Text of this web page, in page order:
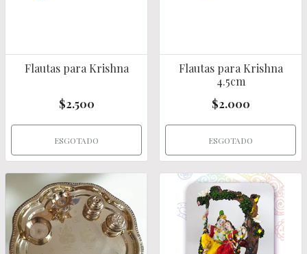
Flautas para Krishna
$2.500
ESGOTADO
Flautas para Krishna
4.5cm
$2.000
ESGOTADO